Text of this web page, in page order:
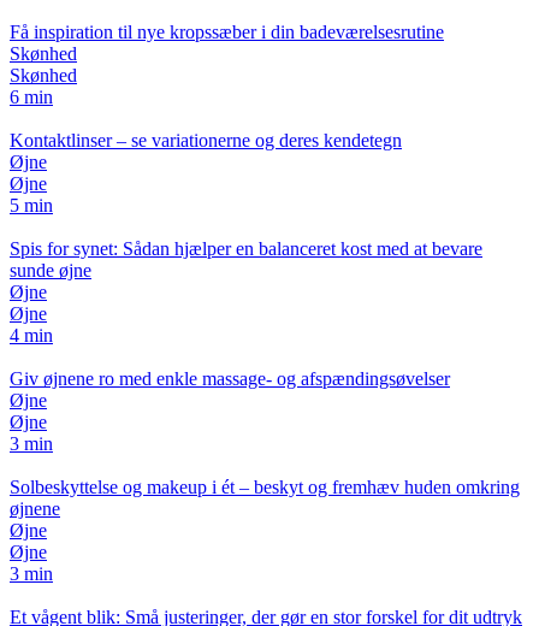
Få inspiration til nye kropssæber i din badeværelsesrutine
Skønhed
Skønhed
6 min
Kontaktlinser – se variationerne og deres kendetegn
Øjne
Øjne
5 min
Spis for synet: Sådan hjælper en balanceret kost med at bevare
sunde øjne
Øjne
Øjne
4 min
Giv øjnene ro med enkle massage- og afspændingsøvelser
Øjne
Øjne
3 min
Solbeskyttelse og makeup i ét – beskyt og fremhæv huden omkring
øjnene
Øjne
Øjne
3 min
Et vågent blik: Små justeringer, der gør en stor forskel for dit udtryk